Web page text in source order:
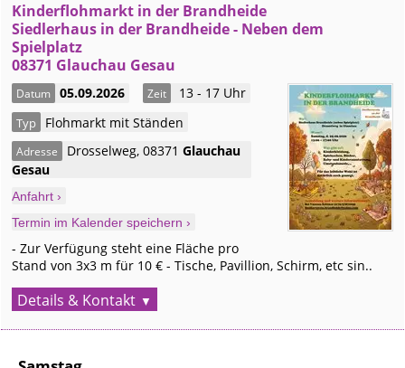
Kinderflohmarkt in der Brandheide
Siedlerhaus in der Brandheide - Neben dem
Spielplatz
08371 Glauchau Gesau
Datum 05.09.2026 Zeit 13 - 17 Uhr
Typ Flohmarkt mit Ständen
Adresse Drosselweg,08371Glauchau
Gesau
Anfahrt ›
Termin im Kalender speichern ›
- Zur Verfügung steht eine Fläche pro
Stand von 3x3 m für 10 € - Tische, Pavillion, Schirm, etc sin..
Details & Kontakt